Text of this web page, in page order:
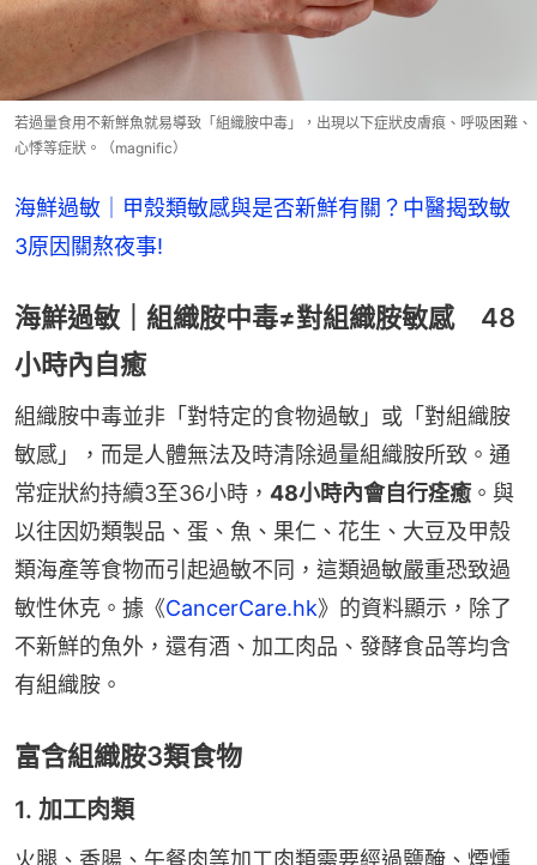
若過量食用不新鮮魚就易導致「組織胺中毒」，出現以下症狀皮膚痕、呼吸困難、
心悸等症狀。（magnific）
海鮮過敏｜甲殼類敏感與是否新鮮有關？中醫揭致敏
3原因關熬夜事!
海鮮過敏｜組織胺中毒≠對組織胺敏感 48
小時內自癒
組織胺中毒並非「對特定的食物過敏」或「對組織胺
敏感」，而是人體無法及時清除過量組織胺所致。通
常症狀約持續3至36小時， 48小時內會自行痊癒。與
以往因奶類製品、蛋、魚、果仁、花生、大豆及甲殼
類海產等食物而引起過敏不同，這類過敏嚴重恐致過
敏性休克。據《CancerCare.hk》的資料顯示，除了
不新鮮的魚外，還有酒、加工肉品、發酵食品等均含
有組織胺。
富含組織胺3類食物
1. 加工肉類